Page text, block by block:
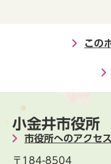
この
小金井市役所
市役所へのアクセス
〒184-8504